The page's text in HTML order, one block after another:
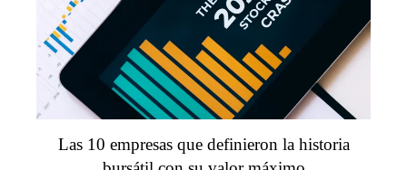
Las 10 empresas que definieron la historia